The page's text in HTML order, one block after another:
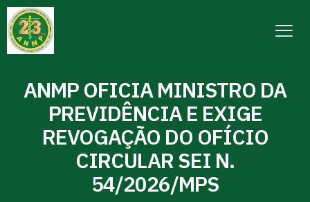
ANMP OFICIA MINISTRO DA
PREVIDÊNCIA E EXIGE
REVOGAÇÃO DO OFÍCIO
CIRCULAR SEI N.
54/2026/MPS